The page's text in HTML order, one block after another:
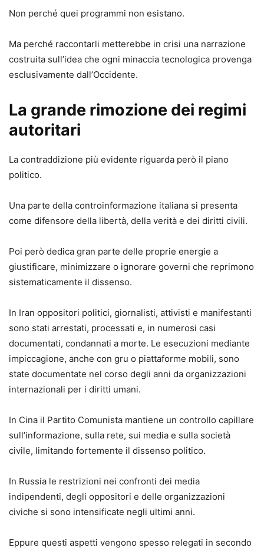
Non perché quei programmi non esistano.
Ma perché raccontarli metterebbe in crisi una narrazione
costruita sull’idea che ogni minaccia tecnologica provenga
esclusivamente dall’Occidente.
La grande rimozione dei regimi
autoritari
La contraddizione più evidente riguarda però il piano
politico.
Una parte della controinformazione italiana si presenta
come difensore della libertà, della verità e dei diritti civili.
Poi però dedica gran parte delle proprie energie a
giustificare, minimizzare o ignorare governi che reprimono
sistematicamente il dissenso.
In Iran oppositori politici, giornalisti, attivisti e manifestanti
sono stati arrestati, processati e, in numerosi casi
documentati, condannati a morte. Le esecuzioni mediante
impiccagione, anche con gru o piattaforme mobili, sono
state documentate nel corso degli anni da organizzazioni
internazionali per i diritti umani.
In Cina il Partito Comunista mantiene un controllo capillare
sull’informazione, sulla rete, sui media e sulla società
civile, limitando fortemente il dissenso politico.
In Russia le restrizioni nei confronti dei media
indipendenti, degli oppositori e delle organizzazioni
civiche si sono intensificate negli ultimi anni.
Eppure questi aspetti vengono spesso relegati in secondo